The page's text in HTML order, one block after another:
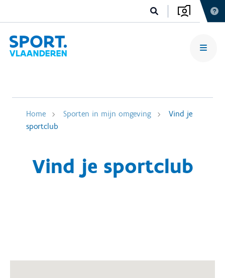
Home Sporten in mijn omgeving
Vind je
sportclub
Vind je sportclub